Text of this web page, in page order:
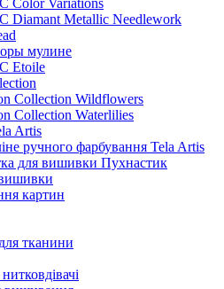
Diamant Metallic Needlework
мулине
Etoile
Collection Wildflowers
Collection Waterlilies
Artis
ручного фарбування Tela Artis
для вишивки Пухнастик
картин
тканини